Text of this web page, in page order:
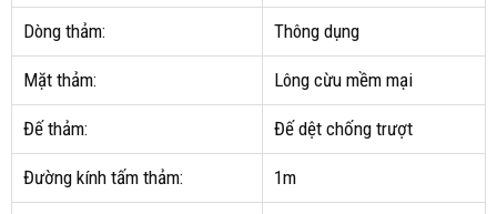
Dòng thảm: Thông dụng
Mặt thảm: Lông cừu mềm mại
Đế thảm: Đế dệt chống trượt
Đường kính tấm thảm: 1m